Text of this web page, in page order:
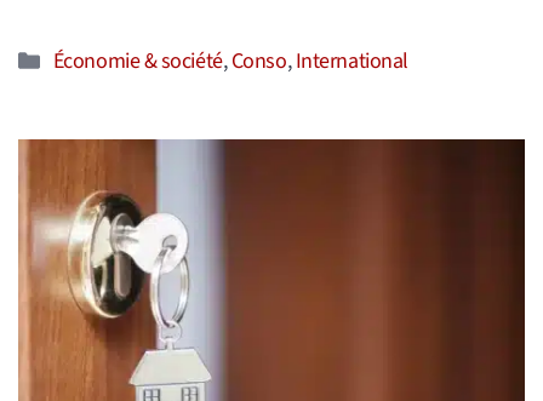
Catégories
Économie & société,Conso,International